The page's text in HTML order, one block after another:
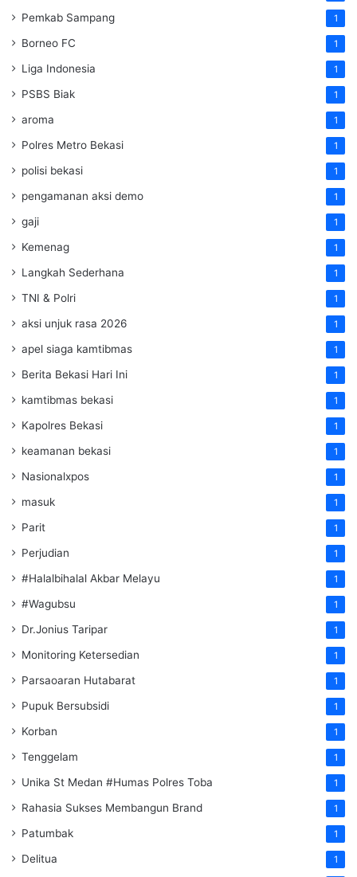
Pemkab Sampang 1
Borneo FC 1
Liga Indonesia 1
PSBS Biak 1
aroma 1
Polres Metro Bekasi 1
polisi bekasi 1
pengamanan aksi demo 1
gaji 1
Kemenag 1
Langkah Sederhana 1
TNI & Polri 1
aksi unjuk rasa 2026 1
apel siaga kamtibmas 1
Berita Bekasi Hari Ini 1
kamtibmas bekasi 1
Kapolres Bekasi 1
keamanan bekasi 1
Nasionalxpos 1
masuk 1
Parit 1
Perjudian 1
#Halalbihalal Akbar Melayu 1
#Wagubsu 1
Dr.Jonius Taripar 1
Monitoring Ketersedian 1
Parsaoaran Hutabarat 1
Pupuk Bersubsidi 1
Korban 1
Tenggelam 1
Unika St Medan #Humas Polres Toba 1
Rahasia Sukses Membangun Brand 1
Patumbak 1
Delitua 1